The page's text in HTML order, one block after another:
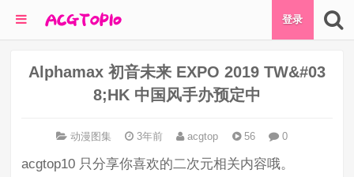
登录
Alphamax 初音未来 EXPO 2019 TW&#03
8;HK 中国风手办预定中
动漫图集 3年前 acgtop 56 0
acgtop10 只分享你喜欢的二次元相关内容哦。